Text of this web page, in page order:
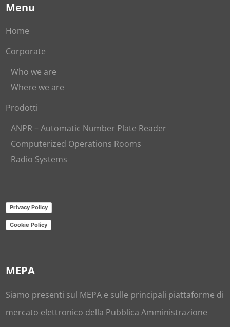
Menu
Home
Corporate
Who we are
Where we are
Prodotti
ANPR – Automatic Number Plate Reader
Computerized Operations Rooms
Radio Systems
Privacy Policy
Cookie Policy
MEPA
Siamo presenti sul MEPA e sulle principali piattaforme di
mercato elettronico della Pubblica Amministrazione